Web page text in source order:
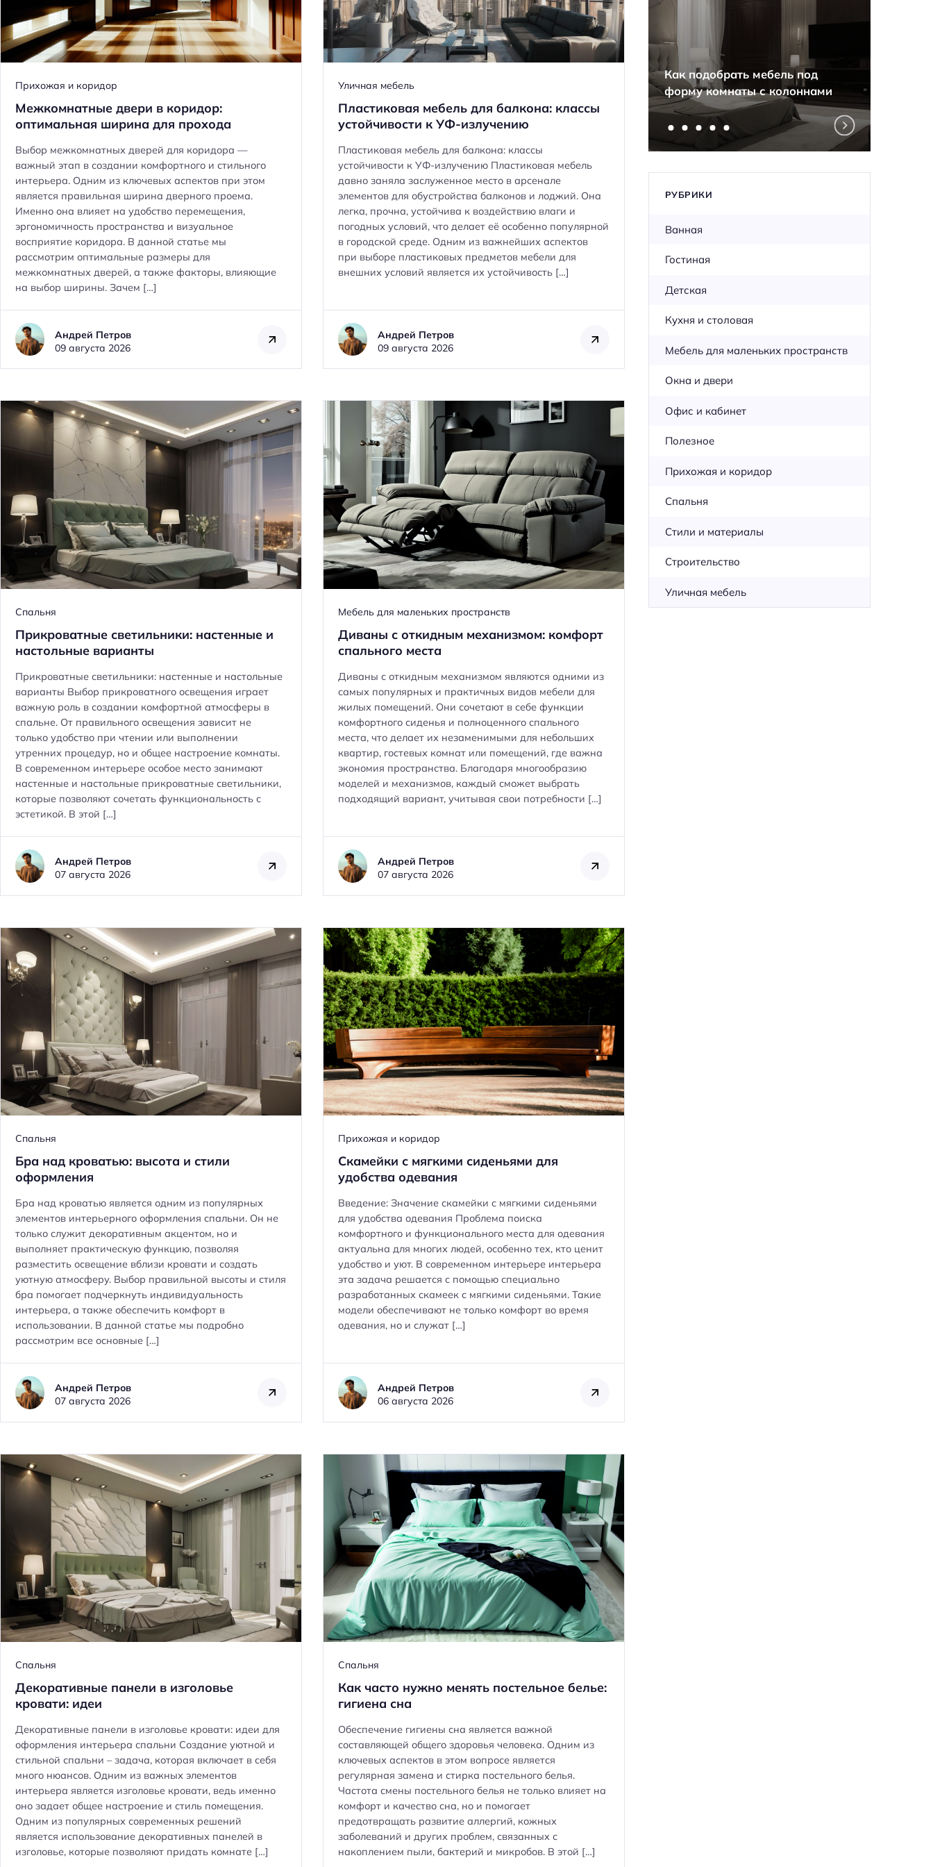
Прихожая и коридор
Межкомнатные двери в коридор:
оптимальная ширина для прохода
Выбор межкомнатных дверей для коридора —
важный этап в создании комфортного и стильного
интерьера. Одним из ключевых аспектов при этом
является правильная ширина дверного проема.
Именно она влияет на удобство перемещения,
эргономичность пространства и визуальное
восприятие коридора. В данной статье мы
рассмотрим оптимальные размеры для
межкомнатных дверей, а также факторы, влияющие
на выбор ширины. Зачем […]
Андрей Петров
09 августа 2026
Уличная мебель
Пластиковая мебель для балкона: классы
устойчивости к УФ-излучению
Пластиковая мебель для балкона: классы
устойчивости к УФ-излучению Пластиковая мебель
давно заняла заслуженное место в арсенале
элементов для обустройства балконов и лоджий. Она
легка, прочна, устойчива к воздействию влаги и
погодных условий, что делает её особенно популярной
в городской среде. Одним из важнейших аспектов
при выборе пластиковых предметов мебели для
внешних условий является их устойчивость […]
Андрей Петров
09 августа 2026
Спальня
Прикроватные светильники: настенные и
настольные варианты
Прикроватные светильники: настенные и настольные
варианты Выбор прикроватного освещения играет
важную роль в создании комфортной атмосферы в
спальне. От правильного освещения зависит не
только удобство при чтении или выполнении
утренних процедур, но и общее настроение комнаты.
В современном интерьере особое место занимают
настенные и настольные прикроватные светильники,
которые позволяют сочетать функциональность с
эстетикой. В этой […]
Андрей Петров
07 августа 2026
Мебель для маленьких пространств
Диваны с откидным механизмом: комфорт
спального места
Диваны с откидным механизмом являются одними из
самых популярных и практичных видов мебели для
жилых помещений. Они сочетают в себе функции
комфортного сиденья и полноценного спального
места, что делает их незаменимыми для небольших
квартир, гостевых комнат или помещений, где важна
экономия пространства. Благодаря многообразию
моделей и механизмов, каждый сможет выбрать
подходящий вариант, учитывая свои потребности […]
Андрей Петров
07 августа 2026
Спальня
Бра над кроватью: высота и стили
оформления
Бра над кроватью является одним из популярных
элементов интерьерного оформления спальни. Он не
только служит декоративным акцентом, но и
выполняет практическую функцию, позволяя
разместить освещение вблизи кровати и создать
уютную атмосферу. Выбор правильной высоты и стиля
бра помогает подчеркнуть индивидуальность
интерьера, а также обеспечить комфорт в
использовании. В данной статье мы подробно
рассмотрим все основные […]
Андрей Петров
07 августа 2026
Прихожая и коридор
Скамейки с мягкими сиденьями для
удобства одевания
Введение: Значение скамейки с мягкими сиденьями
для удобства одевания Проблема поиска
комфортного и функционального места для одевания
актуальна для многих людей, особенно тех, кто ценит
удобство и уют. В современном интерьере интерьера
эта задача решается с помощью специально
разработанных скамеек с мягкими сиденьями. Такие
модели обеспечивают не только комфорт во время
одевания, но и служат […]
Андрей Петров
06 августа 2026
Спальня
Декоративные панели в изголовье
кровати: идеи
Декоративные панели в изголовье кровати: идеи для
оформления интерьера спальни Создание уютной и
стильной спальни – задача, которая включает в себя
много нюансов. Одним из важных элементов
интерьера является изголовье кровати, ведь именно
оно задает общее настроение и стиль помещения.
Одним из популярных современных решений
является использование декоративных панелей в
изголовье, которые позволяют придать комнате […]
Спальня
Как часто нужно менять постельное белье:
гигиена сна
Обеспечение гигиены сна является важной
составляющей общего здоровья человека. Одним из
ключевых аспектов в этом вопросе является
регулярная замена и стирка постельного белья.
Частота смены постельного белья не только влияет на
комфорт и качество сна, но и помогает
предотвращать развитие аллергий, кожных
заболеваний и других проблем, связанных с
накоплением пыли, бактерий и микробов. В этой […]
Как выбрать мебель для
Угловые стеллажи в гостиной:
Как подобрать мебель под
форму комнаты с колоннами
РУБРИКИ
Ванная
Гостиная
Детская
Кухня и столовая
Мебель для маленьких пространств
Окна и двери
Офис и кабинет
Полезное
Прихожая и коридор
Спальня
Стили и материалы
Строительство
Уличная мебель
й
и
: